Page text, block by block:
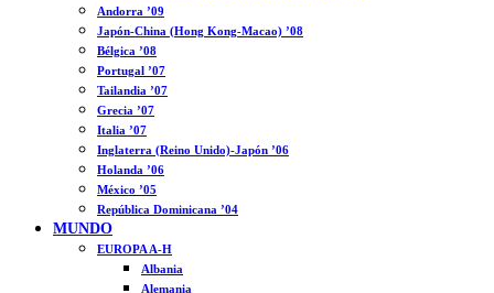
Andorra ’09
Japón-China (Hong Kong-Macao) ’08
Bélgica ’08
Portugal ’07
Tailandia ’07
Grecia ’07
Italia ’07
Inglaterra (Reino Unido)-Japón ’06
Holanda ’06
México ’05
República Dominicana ’04
MUNDO
EUROPA A-H
Albania
Alemania